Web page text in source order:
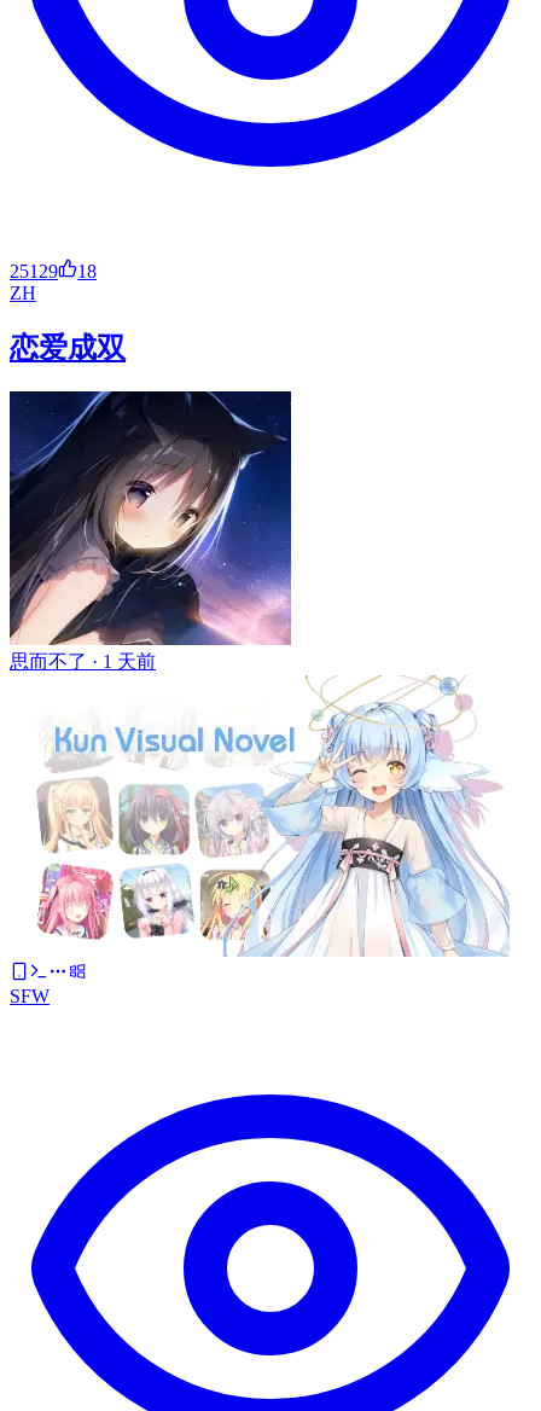
25129
18
ZH
恋爱成双
思而不了 · 1 天前
SFW